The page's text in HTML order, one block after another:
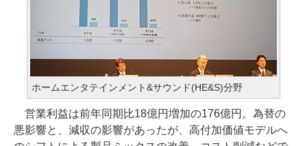
ホームエンタテインメント&サウンド(HE&S)分野
営業利益は前年同期比18億円増加の176億円。為替の
悪影響と、減収の影響があったが、高付加価値モデルへ